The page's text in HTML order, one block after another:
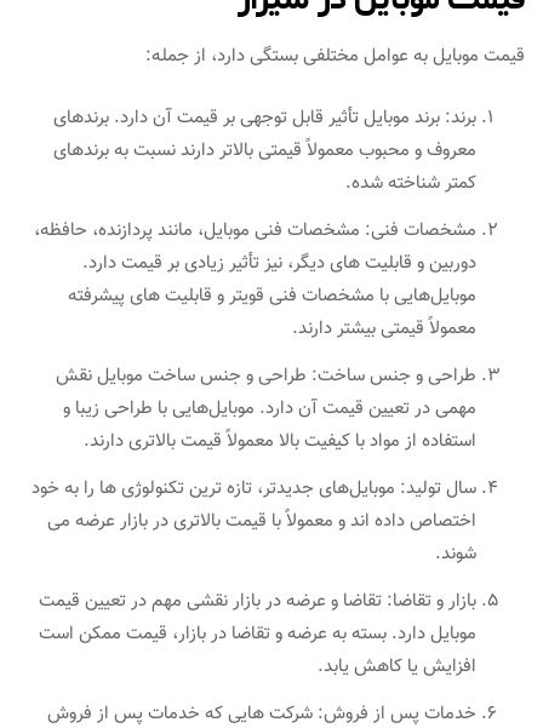
قیمت موبایل به عوامل مختلفی بستگی دارد، از جمله:
برند: برند موبایل تأثیر قابل توجهی بر قیمت آن دارد. برندهای
معروف و محبوب معمولاً قیمتی بالاتر دارند نسبت به برندهای
کمتر شناخته شده.
مشخصات فنی: مشخصات فنی موبایل، مانند پردازنده، حافظه،
دوربین و قابلیت های دیگر، نیز تأثیر زیادی بر قیمت دارد.
موبایل‌هایی با مشخصات فنی قویتر و قابلیت های پیشرفته
معمولاً قیمتی بیشتر دارند.
طراحی و جنس ساخت: طراحی و جنس ساخت موبایل نقش
مهمی در تعیین قیمت آن دارد. موبایل‌هایی با طراحی زیبا و
استفاده از مواد با کیفیت بالا معمولاً قیمت بالاتری دارند.
سال تولید: موبایل‌های جدیدتر، تازه ترین تکنولوژی ها را به خود
اختصاص داده اند و معمولاً با قیمت بالاتری در بازار عرضه می
شوند.
بازار و تقاضا: تقاضا و عرضه در بازار نقشی مهم در تعیین قیمت
موبایل دارد. بسته به عرضه و تقاضا در بازار، قیمت ممکن است
افزایش یا کاهش یابد.
خدمات پس از فروش: شرکت هایی که خدمات پس از فروش